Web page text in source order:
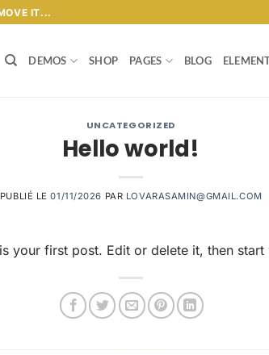
IT...
DEMOS SHOP PAGES BLOG
UNCATEGORIZED
Hello world!
PUBLIÉ LE01/11/2026 PAR LOVARASAMIN@GMAIL.COM
your first post. Edit or delete it, then start